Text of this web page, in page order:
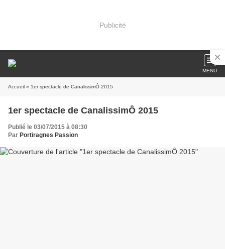
Publicité
MENU
Accueil » 1er spectacle de CanalissimÔ 2015
1er spectacle de CanalissimÔ 2015
Publié le 03/07/2015 à 08:30
Par Portiragnes Passion